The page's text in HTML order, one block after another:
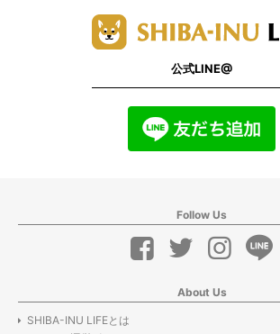
公式LINE@
Follow Us
About Us
SHIBA-INU LIFEとは